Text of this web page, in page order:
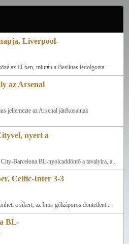
Liverpool-
az El-ben, miután a Besiktas ledolgozta...
az Arsenal
jellemezte az Arsenal játékosainak
nyert a
Barcelona BL-nyolcaddöntő a tavalyira, a...
Celtic-Inter 3-3
a sikert, az Inter gólzáporos döntetlent...
BL-